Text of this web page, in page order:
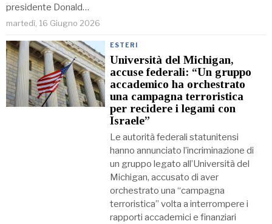
presidente Donald…
martedì, 16 Giugno 2026
ESTERI
Università del Michigan,
accuse federali: “Un gruppo
accademico ha orchestrato
una campagna terroristica
per recidere i legami con
Israele”
Le autorità federali statunitensi
hanno annunciato l’incriminazione di
un gruppo legato all’Università del
Michigan, accusato di aver
orchestrato una “campagna
terroristica” volta a interrompere i
rapporti accademici e finanziari